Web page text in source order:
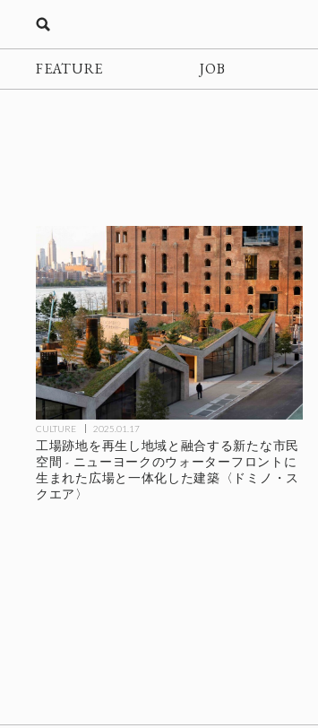
FEATURE JOB
CULTURE 2025.01.17
工場跡地を再生し地域と融合する新たな市民
空間 - ニューヨークのウォーターフロントに
生まれた広場と一体化した建築〈ドミノ・ス
クエア〉